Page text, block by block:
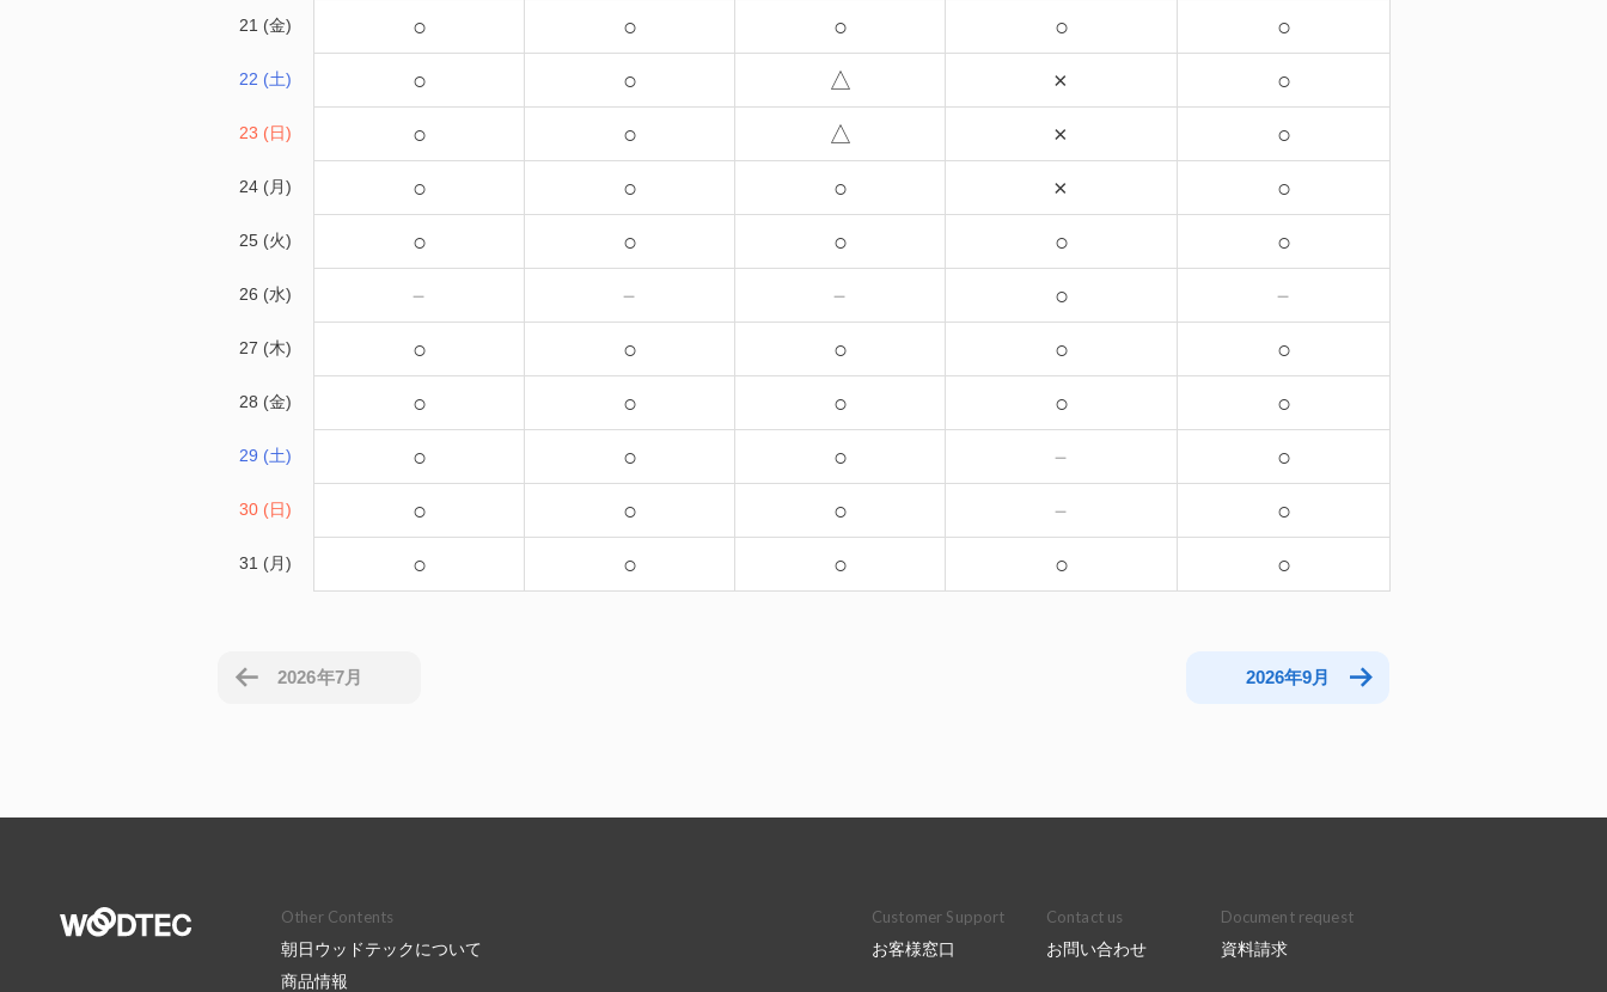
21 (金) ○ ○ ○ ○ ○
22 (土) ○ ○ △ × ○
23 (日) ○ ○ △ × ○
24 (月) ○ ○ ○ × ○
25 (火) ○ ○ ○ ○ ○
26 (水) － － － ○ －
27 (木) ○ ○ ○ ○ ○
28 (金) ○ ○ ○ ○ ○
29 (土) ○ ○ ○ － ○
30 (日) ○ ○ ○ － ○
31 (月) ○ ○ ○ ○ ○
2026年7月 2026年9月
Other Contents
朝日ウッドテックについて
商品情報
Customer Support
お客様窓口
Contact us
お問い合わせ
Document request
資料請求